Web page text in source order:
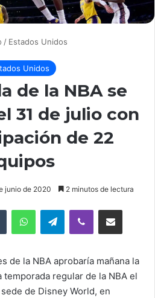
/ Estados Unidos
Unidos
de la NBA se
31 de julio con
de 22
junio de 2020 2 minutos de lectura
Tumblr WhatsAppTelegramViber Compartir por correo
de la NBA aprobaría mañana la
regular de la NBA el
de Disney World, en